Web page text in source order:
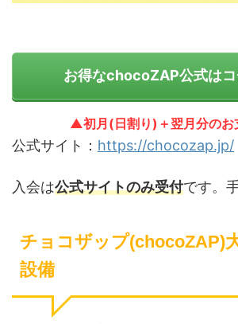
お得なchocoZAP公式はコ
▲初月(日割り)＋翌月分の
公式サイト： https://chocozap.jp/
入会は公式サイトのみ受付です。
チョコザップ(chocoZAP)
設備